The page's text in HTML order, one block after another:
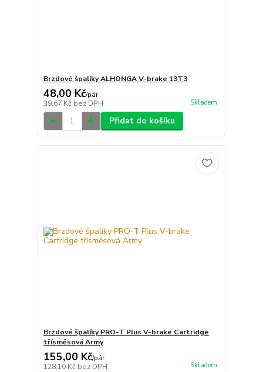
Brzdové špalíky ALHONGA V-brake 13T3
48,00 Kč/pár
39,67 Kč bez DPH Skladem
Přidat do košíku
Brzdové špalíky PRO-T Plus V-brake Cartridge
třísměsová Army
155,00 Kč/pár
128,10 Kč bez DPH Skladem